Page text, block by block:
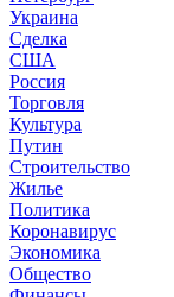
Украина
Сделка
США
Россия
Торговля
Культура
Путин
Строительство
Жилье
Политика
Коронавирус
Экономика
Общество